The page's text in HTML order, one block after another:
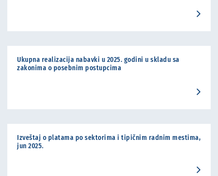
Ukupna realizacija nabavki u 2025. godini u skladu sa
zakonima o posebnim postupcima
Izveštaj o platama po sektorima i tipičnim radnim mestima,
jun 2025.